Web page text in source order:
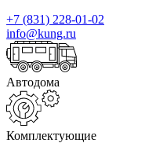
+7 (831) 228-01-02
info@kung.ru
Автодома
Комплектующие